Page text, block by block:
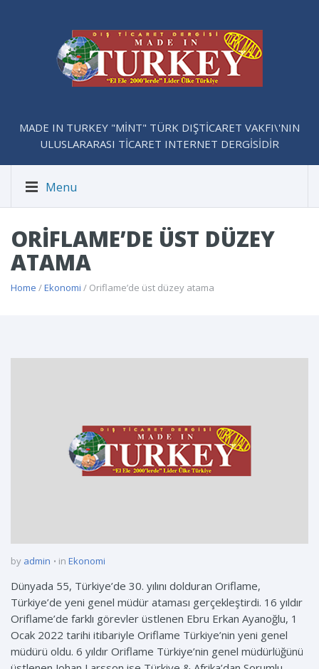
MADE IN TURKEY "MİNT" TÜRK DIŞTİCARET VAKFI\'NIN
ULUSLARARASI TİCARET INTERNET DERGİSİDİR
Menu
ORIFLAME’DE ÜST DÜZEY
ATAMA
Home /Ekonomi / Oriflame’de üst düzey atama
by admin in Ekonomi
Dünyada 55, Türkiye’de 30. yılını dolduran Oriflame,
Türkiye’de yeni genel müdür ataması gerçekleştirdi. 16 yıldır
Oriflame’de farklı görevler üstlenen Ebru Erkan Ayanoğlu, 1
Ocak 2022 tarihi itibariyle Oriflame Türkiye’nin yeni genel
müdürü oldu. 6 yıldır Oriflame Türkiye’nin genel müdürlüğünü